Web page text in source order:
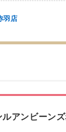
羽店
ルアンビーン